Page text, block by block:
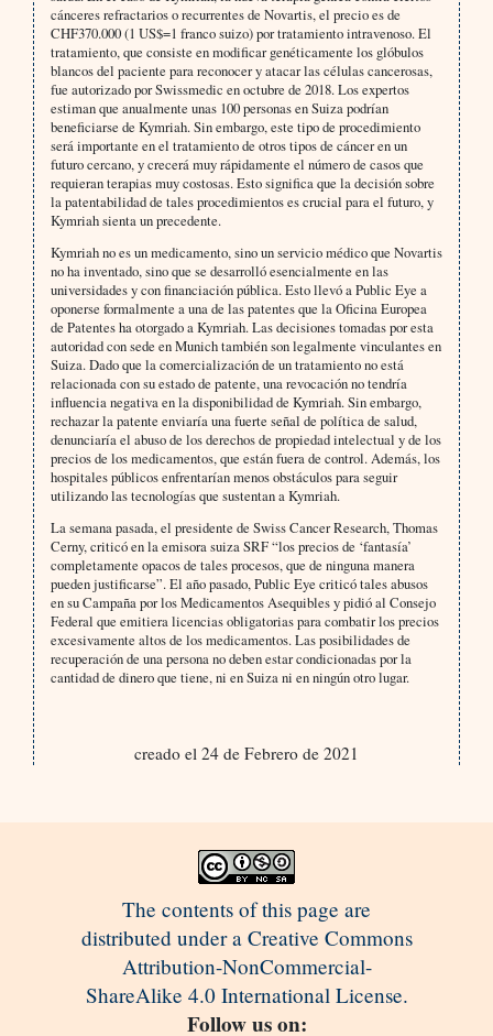
cánceres refractarios o recurrentes de Novartis, el precio es de
CHF370.000 (1 US$=1 franco suizo) por tratamiento intravenoso. El
tratamiento, que consiste en modificar genéticamente los glóbulos
blancos del paciente para reconocer y atacar las células cancerosas,
fue autorizado por Swissmedic en octubre de 2018. Los expertos
estiman que anualmente unas 100 personas en Suiza podrían
beneficiarse de Kymriah. Sin embargo, este tipo de procedimiento
será importante en el tratamiento de otros tipos de cáncer en un
futuro cercano, y crecerá muy rápidamente el número de casos que
requieran terapias muy costosas. Esto significa que la decisión sobre
la patentabilidad de tales procedimientos es crucial para el futuro, y
Kymriah sienta un precedente.
Kymriah no es un medicamento, sino un servicio médico que Novartis
no ha inventado, sino que se desarrolló esencialmente en las
universidades y con financiación pública. Esto llevó a Public Eye a
oponerse formalmente a una de las patentes que la Oficina Europea
de Patentes ha otorgado a Kymriah. Las decisiones tomadas por esta
autoridad con sede en Munich también son legalmente vinculantes en
Suiza. Dado que la comercialización de un tratamiento no está
relacionada con su estado de patente, una revocación no tendría
influencia negativa en la disponibilidad de Kymriah. Sin embargo,
rechazar la patente enviaría una fuerte señal de política de salud,
denunciaría el abuso de los derechos de propiedad intelectual y de los
precios de los medicamentos, que están fuera de control. Además, los
hospitales públicos enfrentarían menos obstáculos para seguir
utilizando las tecnologías que sustentan a Kymriah.
La semana pasada, el presidente de Swiss Cancer Research, Thomas
Cerny, criticó en la emisora ​​suiza SRF “los precios de ‘fantasía’
completamente opacos de tales procesos, que de ninguna manera
pueden justificarse”. El año pasado, Public Eye criticó tales abusos
en su Campaña por los Medicamentos Asequibles y pidió al Consejo
Federal que emitiera licencias obligatorias para combatir los precios
excesivamente altos de los medicamentos. Las posibilidades de
recuperación de una persona no deben estar condicionadas por la
cantidad de dinero que tiene, ni en Suiza ni en ningún otro lugar.
creado el 24 de Febrero de 2021
The contents of this page are
distributed under a Creative Commons
Attribution-NonCommercial-
ShareAlike 4.0 International License.
Follow us on: